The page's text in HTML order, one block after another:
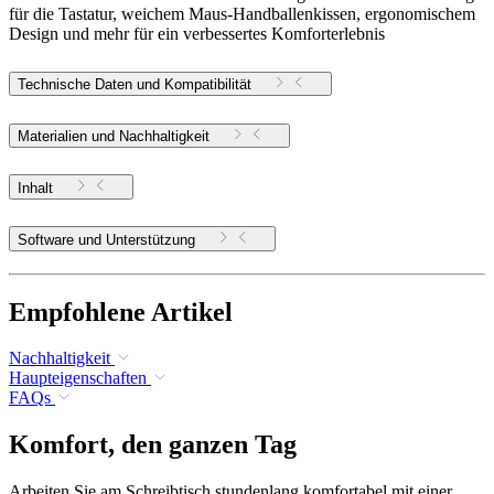
für die Tastatur, weichem Maus-Handballenkissen, ergonomischem
Design und mehr für ein verbessertes Komforterlebnis
Technische Daten und Kompatibilität
Materialien und Nachhaltigkeit
Inhalt
Software und Unterstützung
Empfohlene Artikel
Nachhaltigkeit
Haupteigenschaften
FAQs
Komfort, den ganzen Tag